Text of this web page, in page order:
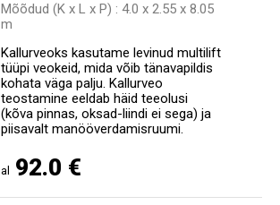
Mõõdud (K x L x P) : 4.0 х 2.55 х 8.05
m
Kallurveoks kasutame levinud multilift
tüüpi veokeid, mida võib tänavapildis
kohata väga palju. Kallurveo
teostamine eeldab häid teeolusi
(kõva pinnas, oksad-liindi ei sega) ja
piisavalt manööverdamisruumi.
al 92.0 €